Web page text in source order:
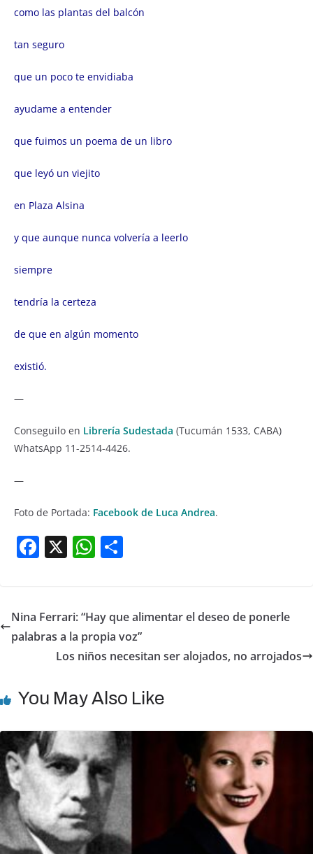
como las plantas del balcón
tan seguro
que un poco te envidiaba
ayudame a entender
que fuimos un poema de un libro
que leyó un viejito
en Plaza Alsina
y que aunque nunca volvería a leerlo
siempre
tendría la certeza
de que en algún momento
existió.
—
Conseguilo en Librería Sudestada (Tucumán 1533, CABA)
WhatsApp 11-2514-4426.
—
Foto de Portada: Facebook de Luca Andrea.
F
e
b
k
X W
s
A
p
e
Nina Ferrari: “Hay que alimentar el deseo de ponerle
palabras a la propia voz”
Los niños necesitan ser alojados, no arrojados
You May Also Like